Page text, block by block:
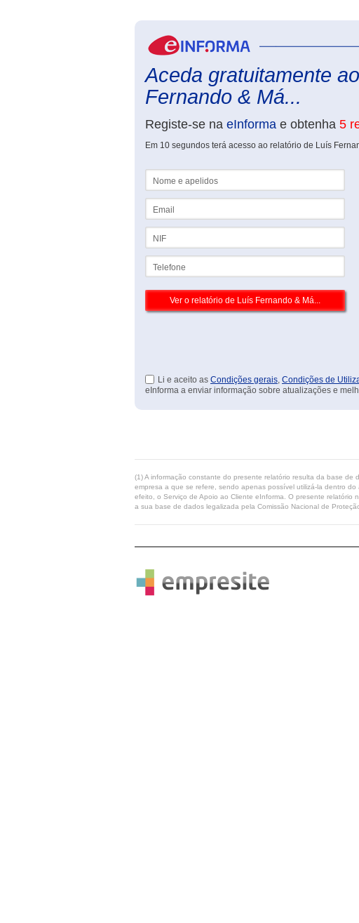
Aceda gratuitamente
Fernando & Má...
Registe-se na eInforma e obtenha 5
Em 10 segundos terá acesso ao relatório de Luís
Li e aceito as Condições gerais, Condições de
eInforma a enviar informação sobre atualizações e
(1) A informação constante do presente relatório resulta da base
empresa a que se refere, sendo apenas possível utilizá-la dentro
efeito, o Serviço de Apoio ao Cliente eInforma. O presente relatório
a sua base de dados legalizada pela Comissão Nacional de